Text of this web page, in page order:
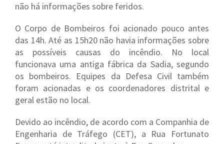
não há informações sobre feridos.
O Corpo de Bombeiros foi acionado pouco antes
das 14h. Até as 15h20 não havia informações sobre
as possíveis causas do incêndio. No local
funcionava uma antiga fábrica da Sadia, segundo
os bombeiros. Equipes da Defesa Civil também
foram acionadas e os coordenadores distrital e
geral estão no local.
Devido ao incêndio, de acordo com a Companhia de
Engenharia de Tráfego (CET), a Rua Fortunato